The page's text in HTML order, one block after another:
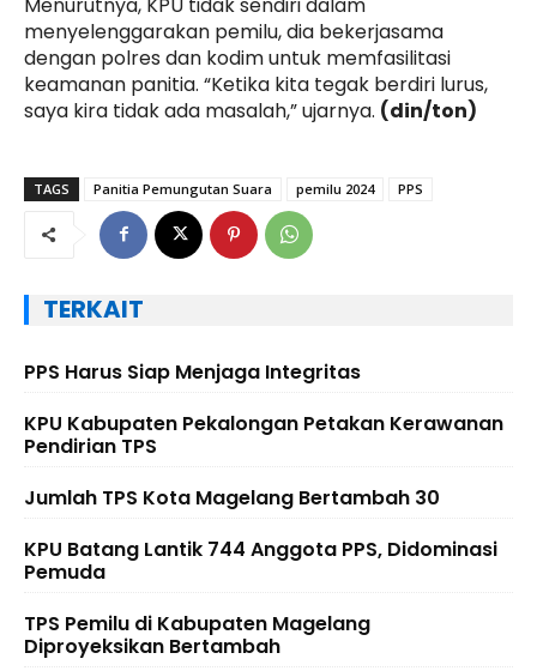
menyelenggarakan pemilu, dia bekerjasama
dengan polres dan kodim untuk memfasilitasi
keamanan panitia. “Ketika kita tegak berdiri lurus,
saya kira tidak ada masalah,” ujarnya. (din/ton)
TAGS Panitia Pemungutan Suara pemilu 2024 PPS
TERKAIT
PPS Harus Siap Menjaga Integritas
KPU Kabupaten Pekalongan Petakan Kerawanan
Pendirian TPS
Jumlah TPS Kota Magelang Bertambah 30
KPU Batang Lantik 744 Anggota PPS, Didominasi
Pemuda
TPS Pemilu di Kabupaten Magelang
Diproyeksikan Bertambah